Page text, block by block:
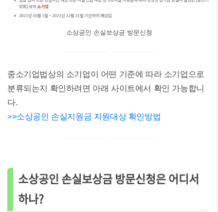
소상공인 손실보상금 방문신청
중소기업법상의 소기업이 어떤 기준에 따라 소기업으로
분류되는지 확인하려면 아래 사이트에서 확인 가능합니
다.
>>소상공인 손실지원금 지원대상 확인방법
소상공인 손실보상금 방문신청은 어디서
하나?